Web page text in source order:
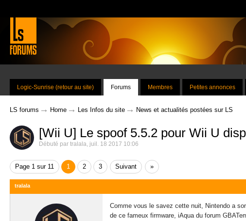
Logic-Sunrise (retour au site) Forums Membres Petites annonces
LS forums → Home → Les Infos du site → News et actualités postées sur LS
[Wii U] Le spoof 5.5.2 pour Wii U
Débuté par tralala, juil. 18 2017 10:06
Page 1 sur 11 1 2 3 Suivant »
tralala
Comme vous le savez cette nuit, Nintendo a
de ce fameux firmware, iAqua du forum